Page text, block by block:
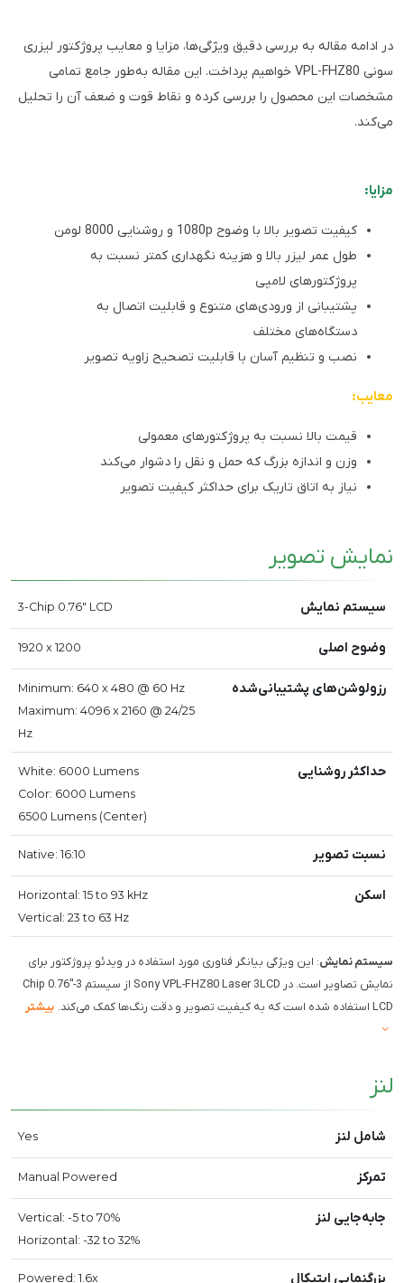
در ادامه مقاله به بررسی دقیق ویژگی‌ها، مزایا و معایب پروژکتور لیزری
سونی VPL-FHZ80 خواهیم پرداخت. این مقاله به‌طور جامع تمامی
مشخصات این محصول را بررسی کرده و نقاط قوت و ضعف آن را تحلیل
می‌کند.
مزایا:
کیفیت تصویر بالا با وضوح 1080p و روشنایی 8000 لومن
طول عمر لیزر بالا و هزینه نگهداری کمتر نسبت به
پروژکتورهای لامپی
پشتیبانی از ورودی‌های متنوع و قابلیت اتصال به
دستگاه‌های مختلف
نصب و تنظیم آسان با قابلیت تصحیح زاویه تصویر
معایب:
قیمت بالا نسبت به پروژکتورهای معمولی
وزن و اندازه بزرگ که حمل و نقل را دشوار می‌کند
نیاز به اتاق تاریک برای حداکثر کیفیت تصویر
نمایش تصویر
سیستم نمایش 3-Chip 0.76" LCD
وضوح اصلی 1920 x 1200
رزولوشن‌های پشتیبانی‌شده
Minimum: 640 x 480 @ 60 Hz
Maximum: 4096 x 2160 @ 24/25
Hz
حداکثر روشنایی
White: 6000 Lumens
Color: 6000 Lumens
6500 Lumens (Center)
نسبت تصویر Native: 16:10
اسکن
Horizontal: 15 to 93 kHz
Vertical: 23 to 63 Hz
سیستم نمایش: این ویژگی بیانگر فناوری مورد استفاده در ویدئو پروژکتور برای
نمایش تصاویر است. در Sony VPL-FHZ80 Laser 3LCD از سیستم 3-Chip 0.76"
LCD استفاده شده است که به کیفیت تصویر و دقت رنگ‌ها کمک می‌کند.
بیشتر
لنز
شامل لنز Yes
تمرکز Manual Powered
جا‌به‌جایی لنز
Vertical: -5 to 70%
Horizontal: -32 to 32%
بزرگنمایی اپتیکال Powered: 1.6x